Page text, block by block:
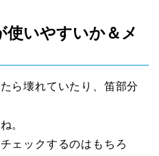
使いやすいか＆メ
ら壊れていたり、笛部分
。
ェックするのはもちろ